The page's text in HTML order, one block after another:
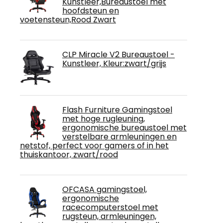
hoofdsteun en
voetensteun,Rood Zwart
CLP Miracle V2 Bureaustoel -
Kunstleer, Kleur:zwart/grijs
Flash Furniture Gamingstoel
met hoge rugleuning,
ergonomische bureaustoel met
verstelbare armleuningen en
netstof, perfect voor gamers of in het
thuiskantoor, zwart/rood
OFCASA gamingstoel,
ergonomische
racecomputerstoel met
rugsteun, armleuningen,